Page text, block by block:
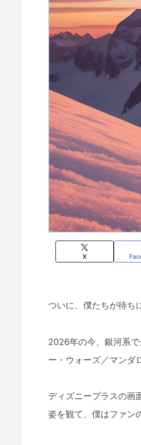
X
ついに、僕たちが待ち
2026年の今、銀河系
ー・ウォーズ／マンダ
ディズニープラスの画
姿を観て、僕はファン